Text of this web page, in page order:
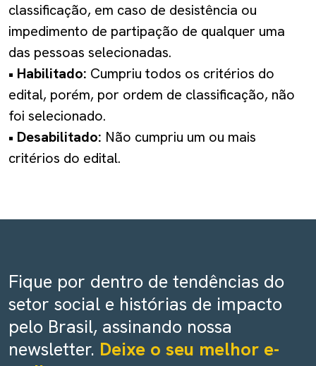
classificação, em caso de desistência ou
impedimento de partipação de qualquer uma
das pessoas selecionadas.
• Habilitado: Cumpriu todos os critérios do
edital, porém, por ordem de classificação, não
foi selecionado.
• Desabilitado: Não cumpriu um ou mais
critérios do edital.
Fique por dentro de tendências do
setor social e histórias de impacto
pelo Brasil, assinando nossa
newsletter. Deixe o seu melhor e-